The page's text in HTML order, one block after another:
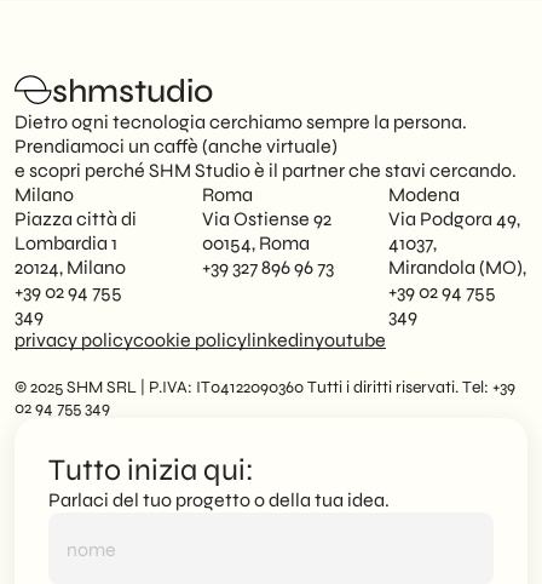
shmstudio
Dietro ogni tecnologia cerchiamo sempre la persona.
Prendiamoci un caffè (anche virtuale)
e scopri perché SHM Studio è il partner che stavi cercando.
Milano
Piazza città di
Lombardia 1
20124, Milano
+39 02 94 755
349
Roma
Via Ostiense 92
00154, Roma
+39 327 896 96 73
Modena
Via Podgora 49,
41037,
Mirandola (MO),
+39 02 94 755
349
privacy policycookie policylinkedinyoutube
© 2025 SHM SRL | P.IVA: IT04122090360 Tutti i diritti riservati. Tel: +39
02 94 755 349
Tutto inizia qui:
Parlaci del tuo progetto o della tua idea.